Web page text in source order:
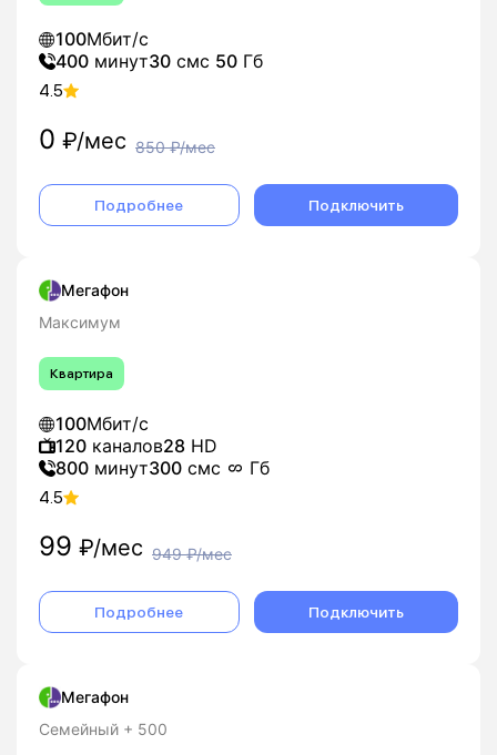
100Мбит/с
400 минут30 смс 50 Гб
4.5
0 ₽/мес 850₽/мес
Подробнее Подключить
Мегафон
Максимум
Квартира
100Мбит/с
120 каналов28 HD
800 минут300 смс Гб
4.5
99 ₽/мес 949₽/мес
Подробнее Подключить
Мегафон
Семейный + 500